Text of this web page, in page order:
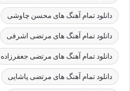
دانلود تمام آهنگ های محسن چاوشی
دانلود تمام آهنگ های مرتضی اشرفی
دانلود تمام آهنگ های مرتضی جعفرزاده
دانلود تمام آهنگ های مرتضی پاشایی